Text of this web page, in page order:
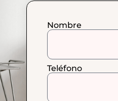
Nombre
Teléfono